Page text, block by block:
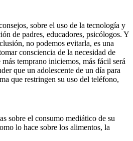
sobre el uso de la tecnología y
de padres, educadores, psicólogos. Y
no podemos evitarla, es una
consciencia de la necesidad de
temprano iniciemos, más fácil será
que un adolescente de un día para
que restringen su uso del teléfono,
sobre el consumo mediático de su
lo hace sobre los alimentos, la